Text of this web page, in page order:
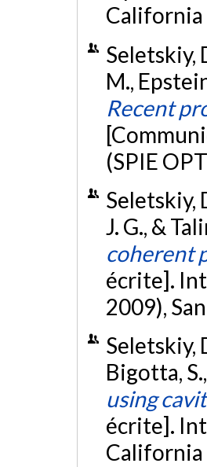
California
Seletskiy,
M.,
Recent
(SPIE
Seletskiy,
J. G., &
coherent
écrite].
2009),
Seletskiy,
Bigotta,
using
écrite].
California